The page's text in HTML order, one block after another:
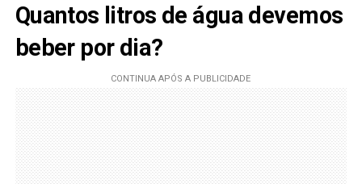
Quantos litros de água devemos
beber por dia?